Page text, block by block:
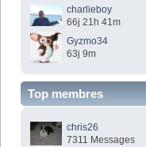
charlieboy
66j 21h 41m
Gyzmo34
63j 9m
Top membres
chris26
7311 Messages